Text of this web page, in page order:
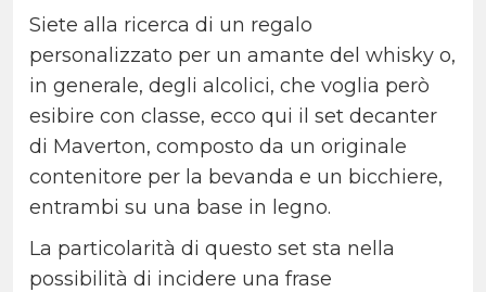
Siete alla ricerca di un regalo
personalizzato per un amante del whisky o,
in generale, degli alcolici, che voglia però
esibire con classe, ecco qui il set decanter
di Maverton, composto da un originale
contenitore per la bevanda e un bicchiere,
entrambi su una base in legno.
La particolarità di questo set sta nella
possibilità di incidere una frase